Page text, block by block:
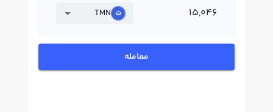
TMN
معامله